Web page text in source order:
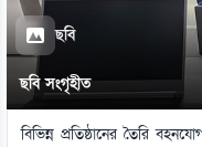
ছবি
ছবি সংগৃহীত
বিভিন্ন প্রতিষ্ঠানের তৈরি